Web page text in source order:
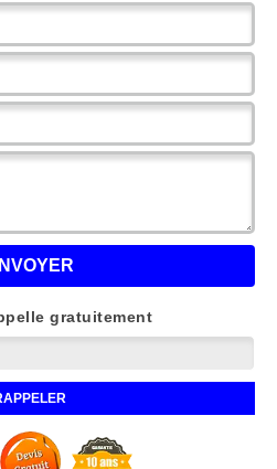
gratuitement